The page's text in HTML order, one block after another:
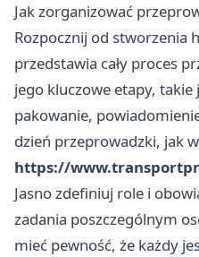
Jak zorganizować
Rozpocznij od
przedstawia cały proces
jego kluczowe etapy,
pakowanie,
dzień przeprowadzki, jak
https://
Jasno zdefiniuj role i
zadania poszczególnym
mieć pewność, że każdy